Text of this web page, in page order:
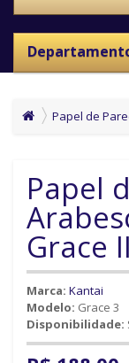
Papel de
Papel
Grace
Marca: Kantai
Modelo: Grace 3
Disponibilidade: